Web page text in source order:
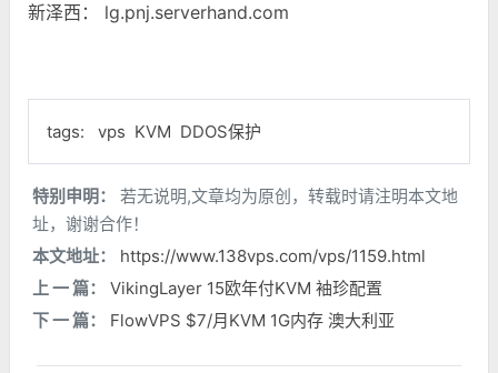
新泽西： lg.pnj.serverhand.com
tags: vps KVM DDOS保护
特别申明：
若无说明,文章均为原创，转载时请注明本文地
址，谢谢合作！
本文地址：
https://www.138vps.com/vps/1159.html
上 一 篇：
VikingLayer 15欧年付KVM 袖珍配置
下 一 篇：
FlowVPS $7/月KVM 1G内存 澳大利亚